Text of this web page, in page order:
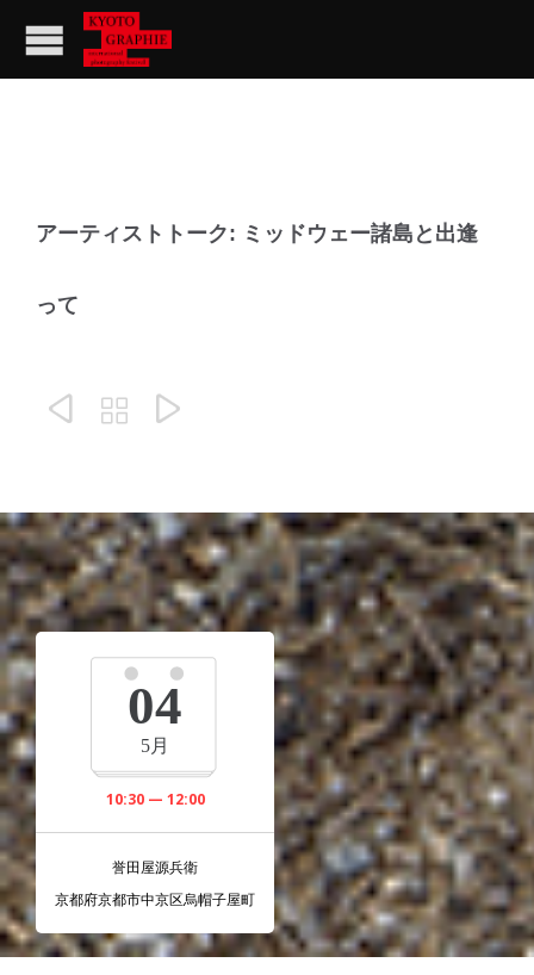
アーティストトーク: ミッドウェー諸島と出逢
って
  
04
5月
10:30 — 12:00
誉田屋源兵衛
京都府京都市中京区烏帽子屋町